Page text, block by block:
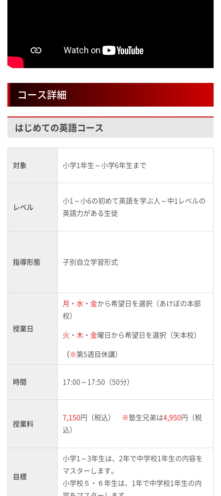
コース詳細
はじめての英語コース
対象 小学1年生～小学6年生まで
レベル
小1～小6の初めて英語を学ぶ人～中1レベルの
英語力がある生徒
指導形態 子別自立学習形式
授業日
月 ・ 水 ・ 金から希望日を選択（あけぼの本部
校）
火 ・ 木 ・ 金曜日から希望日を選択（矢本校）
（※第5週目休講）
時間 17:00～17:50（50分）
授業料
7,150円（税込） ※塾生兄弟は4,950円（税
込）
目標
小学1～3年生は、2年で中学校1年生の内容を
マスターします。
小学校５・６年生は、1年で中学校1年生の内